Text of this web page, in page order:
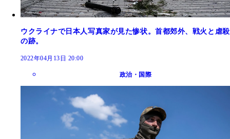
ウクライナで日本人写真家が見た惨状。首都郊外、戦火と虐殺
の跡。
2022年04月13日 20:00
政治・国際